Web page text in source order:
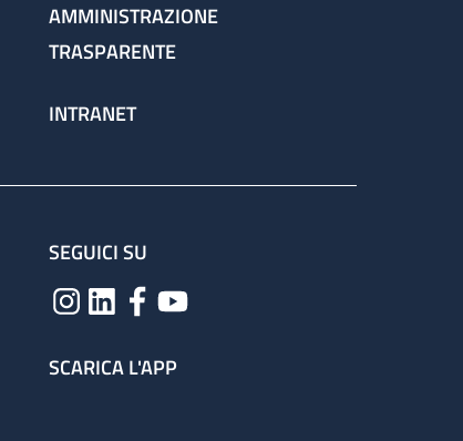
AMMINISTRAZIONE
TRASPARENTE
INTRANET
SEGUICI SU
SCARICA L'APP